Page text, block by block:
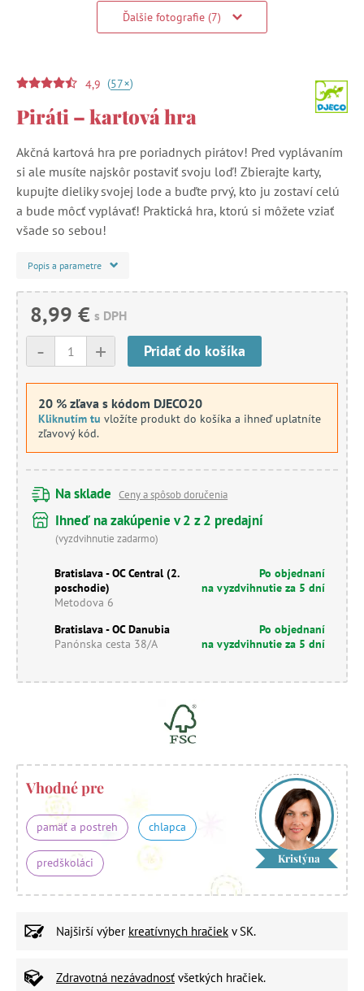
Ďalšie fotografie (7)
4,9 (57+)
Piráti – kartová hra
Akčná kartová hra pre poriadnych pirátov! Pred vyplávaním
si ale musíte najskôr postaviť svoju loď! Zbierajte karty,
kupujte dieliky svojej lode a buďte prvý, kto ju zostaví celú
a bude môcť vyplávať! Praktická hra, ktorú si môžete vziať
všade so sebou!
Popis a parametre
8,99 € s DPH
+
- Pridať do košíka
20 % zľava s kódom DJECO20
Kliknutím tu vložíte produkt do košíka a ihneď uplatníte
zľavový kód.
Na sklade Ceny a spôsob doručenia
Ihneď na zakúpenie v 2 z 2 predajní
(vyzdvihnutie zadarmo)
Bratislava - OC Central (2.
poschodie)
Metodova 6
Po objednaní
na vyzdvihnutie za 5 dní
Bratislava - OC Danubia
Panónska cesta 38/A
Po objednaní
na vyzdvihnutie za 5 dní
Vhodné pre
pamäť a postreh chlapca
predškoláci Kristýna
Najširší výber kreatívnych hračiek v SK.
Zdravotná nezávadnosť všetkých hračiek.